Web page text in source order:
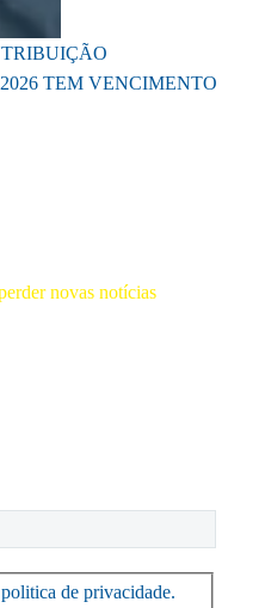
TEM VENCIMENTO
novas notícias
politica de privacidade.